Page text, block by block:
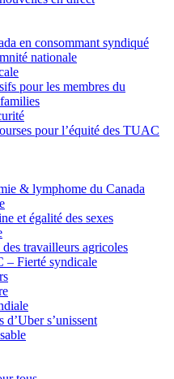
en consommant syndiqué
nationale
pour les membres du
pour l’équité des TUAC
& lymphome du Canada
et égalité des sexes
travailleurs agricoles
– Fierté syndicale
d’Uber s’unissent